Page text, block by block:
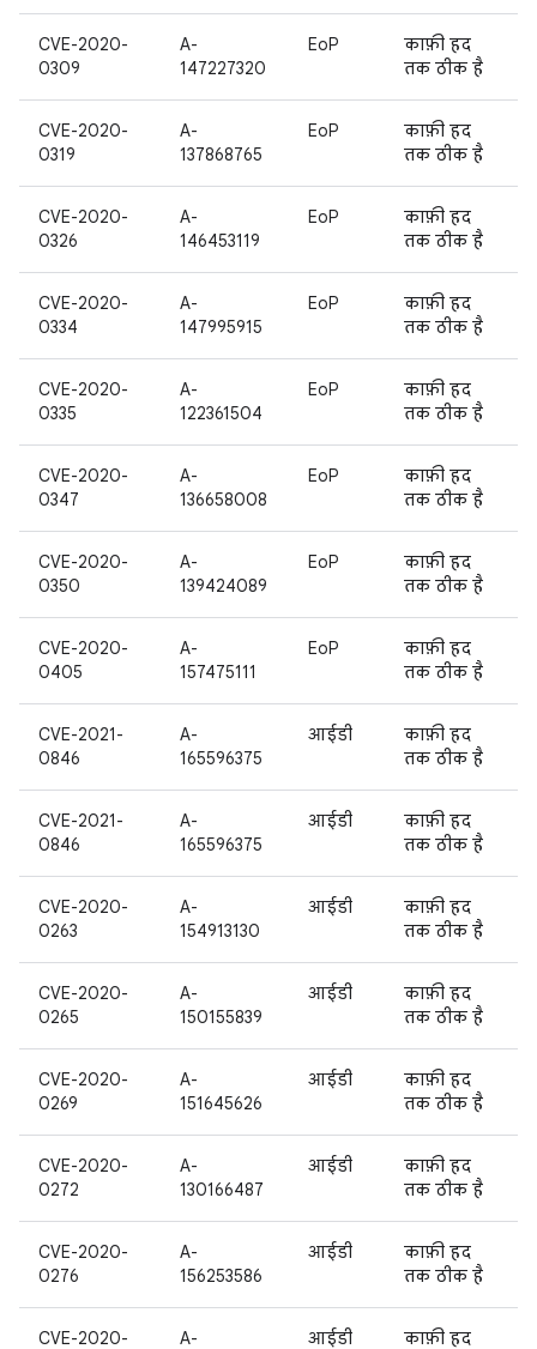
CVE-2020-
0309
A-
147227320
EoP
काफ़ी हद
तक ठीक है
CVE-2020-
0319
A-
137868765
EoP
काफ़ी हद
तक ठीक है
CVE-2020-
0326
A-
146453119
EoP
काफ़ी हद
तक ठीक है
CVE-2020-
0334
A-
147995915
EoP
काफ़ी हद
तक ठीक है
CVE-2020-
0335
A-
122361504
EoP
काफ़ी हद
तक ठीक है
CVE-2020-
0347
A-
136658008
EoP
काफ़ी हद
तक ठीक है
CVE-2020-
0350
A-
139424089
EoP
काफ़ी हद
तक ठीक है
CVE-2020-
0405
A-
157475111
EoP
काफ़ी हद
तक ठीक है
CVE-2021-
0846
A-
165596375
आईडी
काफ़ी हद
तक ठीक है
CVE-2021-
0846
A-
165596375
आईडी
काफ़ी हद
तक ठीक है
CVE-2020-
0263
A-
154913130
आईडी
काफ़ी हद
तक ठीक है
CVE-2020-
0265
A-
150155839
आईडी
काफ़ी हद
तक ठीक है
CVE-2020-
0269
A-
151645626
आईडी
काफ़ी हद
तक ठीक है
CVE-2020-
0272
A-
130166487
आईडी
काफ़ी हद
तक ठीक है
CVE-2020-
0276
A-
156253586
आईडी
काफ़ी हद
तक ठीक है
CVE-2020- A- आईडी काफ़ी हद